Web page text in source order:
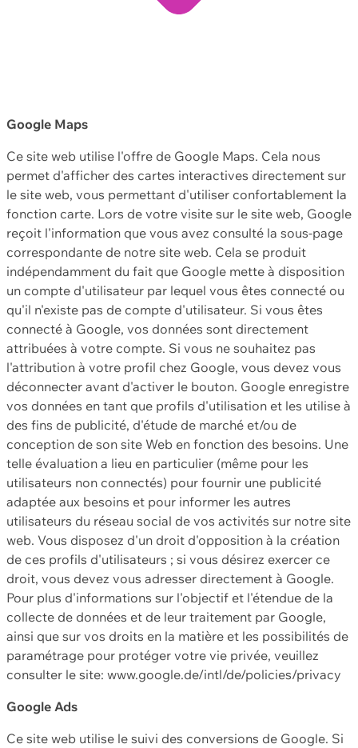
Google Maps
Ce site web utilise l'offre de Google Maps. Cela nous
permet d'afficher des cartes interactives directement sur
le site web, vous permettant d'utiliser confortablement la
fonction carte. Lors de votre visite sur le site web, Google
reçoit l'information que vous avez consulté la sous-page
correspondante de notre site web. Cela se produit
indépendamment du fait que Google mette à disposition
un compte d'utilisateur par lequel vous êtes connecté ou
qu'il n'existe pas de compte d'utilisateur. Si vous êtes
connecté à Google, vos données sont directement
attribuées à votre compte. Si vous ne souhaitez pas
l'attribution à votre profil chez Google, vous devez vous
déconnecter avant d'activer le bouton. Google enregistre
vos données en tant que profils d'utilisation et les utilise à
des fins de publicité, d'étude de marché et/ou de
conception de son site Web en fonction des besoins. Une
telle évaluation a lieu en particulier (même pour les
utilisateurs non connectés) pour fournir une publicité
adaptée aux besoins et pour informer les autres
utilisateurs du réseau social de vos activités sur notre site
web. Vous disposez d'un droit d'opposition à la création
de ces profils d'utilisateurs ; si vous désirez exercer ce
droit, vous devez vous adresser directement à Google.
Pour plus d'informations sur l'objectif et l'étendue de la
collecte de données et de leur traitement par Google,
ainsi que sur vos droits en la matière et les possibilités de
paramétrage pour protéger votre vie privée, veuillez
consulter le site: www.google.de/intl/de/policies/privacy
Google Ads
Ce site web utilise le suivi des conversions de Google. Si